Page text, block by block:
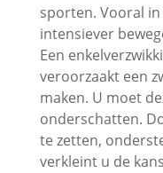
sporten. Vooral
intensiever
Een
veroorzaakt een
maken. U moet
onderschatten.
te zetten,
verkleint u de